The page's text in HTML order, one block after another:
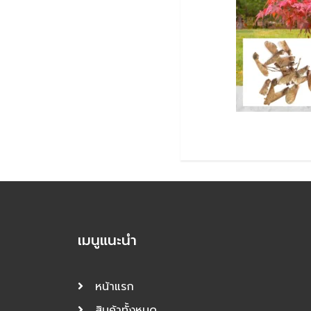
เมนูแนะนำ
หน้าแรก